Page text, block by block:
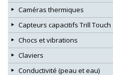
Caméras thermiques
Capteurs capacitifs Trill Touch
Chocs et vibrations
Claviers
Conductivité (peau et eau)